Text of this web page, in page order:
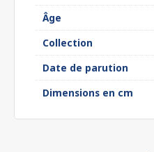
Âge
Collection
Date de parution
Dimensions en cm